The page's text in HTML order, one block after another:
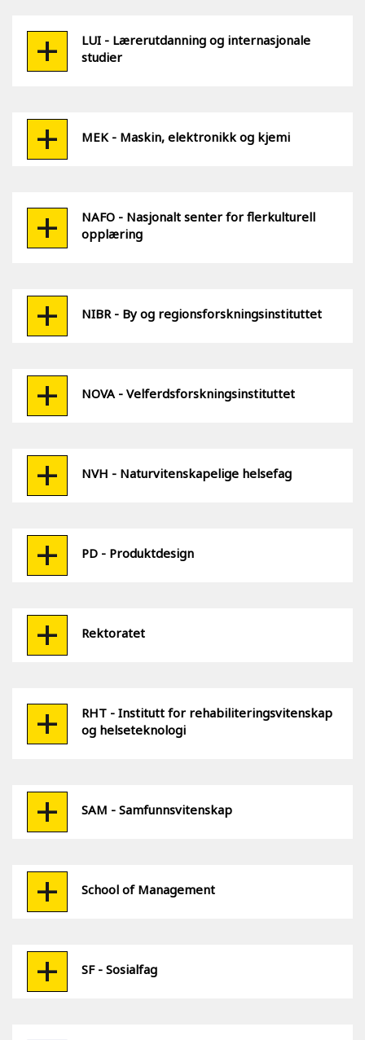
LUI - Lærerutdanning og internasjonale
studier
MEK - Maskin, elektronikk og kjemi
NAFO - Nasjonalt senter for flerkulturell
opplæring
NIBR - By og regionsforskningsinstituttet
NOVA - Velferdsforskningsinstituttet
NVH - Naturvitenskapelige helsefag
PD - Produktdesign
Rektoratet
RHT - Institutt for rehabiliteringsvitenskap
og helseteknologi
SAM - Samfunnsvitenskap
School of Management
SF - Sosialfag